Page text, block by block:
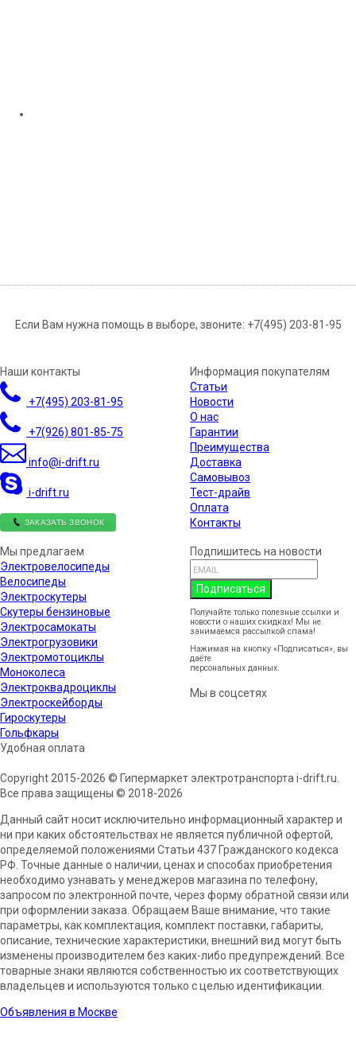
Если Вам нужна помощь в выборе, звоните: +7(495) 203-81-95
Наши контакты
+7(495) 203-81-95
+7(926) 801-85-75
info@i-drift.ru
i-drift.ru
ЗАКАЗАТЬ ЗВОНОК
Информация покупателям
Статьи
Новости
О нас
Гарантии
Преимущества
Доставка
Самовывоз
Тест-драйв
Оплата
Контакты
Мы предлагаем
Электровелосипеды
Велосипеды
Электроскутеры
Скутеры бензиновые
Электросамокаты
Электрогрузовики
Электромотоциклы
Моноколеса
Электроквадроциклы
Электроскейборды
Гироскутеры
Гольфкары
Удобная оплата
Подпишитесь на новости
Подписаться
Получайте только полезные ссылки и
новости о наших скидках! Мы не
занимаемся рассылкой спама!
Нажимая на кнопку «Подписаться», вы
даёте
персональных данных.
Мы в соцсетях
Copyright 2015-2026 © Гипермаркет электротранспорта i-drift.ru.
Все права защищены © 2018-2026
Данный сайт носит исключительно информационный характер и
ни при каких обстоятельствах не является публичной офертой,
определяемой положениями Статьи 437 Гражданского кодекса
РФ. Точные данные о наличии, ценах и способах приобретения
необходимо узнавать у менеджеров магазина по телефону,
запросом по электронной почте, через форму обратной связи или
при оформлении заказа. Обращаем Ваше внимание, что такие
параметры, как комплектация, комплект поставки, габариты,
описание, технические характеристики, внешний вид могут быть
изменены производителем без каких-либо предупреждений. Все
товарные знаки являются собственностью их соответствующих
владельцев и используются только с целью идентификации.
Объявления в Москве